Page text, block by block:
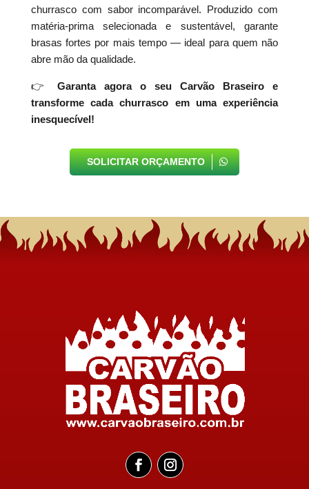
churrasco com sabor incomparável. Produzido com
matéria-prima selecionada e sustentável, garante
brasas fortes por mais tempo — ideal para quem não
abre mão da qualidade.
👉
Garanta agora o seu Carvão Braseiro e
transforme cada churrasco em uma experiência
inesquecível!
SOLICITAR ORÇAMENTO